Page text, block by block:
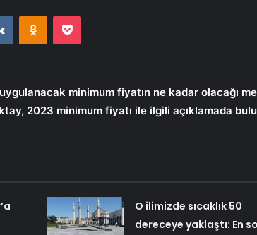
VKontakteOdnoklassniki
Pocket
uygulanacak minimum fiyatın ne kadar olacağı
2023 minimum fiyatı ile ilgili açıklamada
O ilimizde sıcaklık 50
dereceye yaklaştı: En